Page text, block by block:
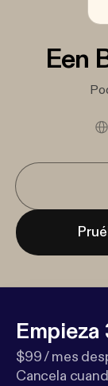
Een
$99 / mes
Cancela